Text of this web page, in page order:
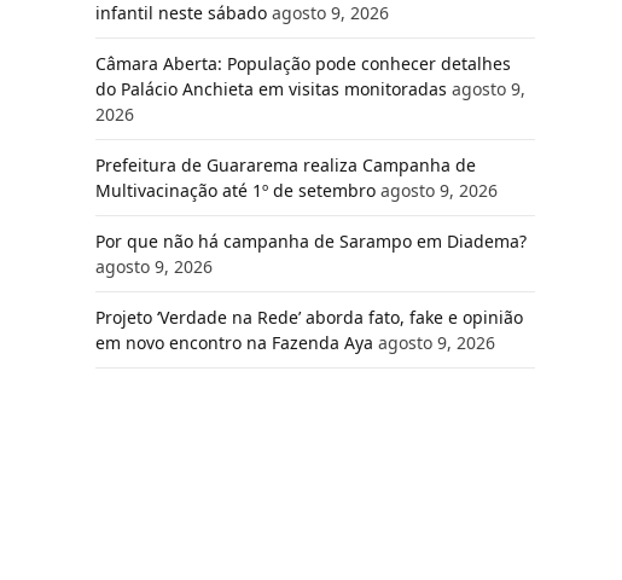
infantil neste sábado agosto 9, 2026
Câmara Aberta: População pode conhecer detalhes
do Palácio Anchieta em visitas monitoradas agosto 9,
2026
Prefeitura de Guararema realiza Campanha de
Multivacinação até 1º de setembro agosto 9, 2026
Por que não há campanha de Sarampo em Diadema?
agosto 9, 2026
Projeto ‘Verdade na Rede’ aborda fato, fake e opinião
em novo encontro na Fazenda Aya agosto 9, 2026